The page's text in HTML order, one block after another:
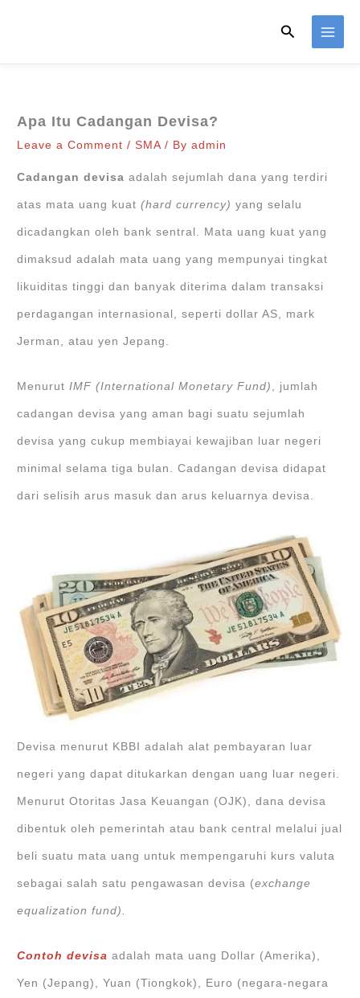
Search
Apa Itu Cadangan Devisa?
Leave a Comment /SMA/ Byadmin
Cadangan devisa adalah sejumlah dana yang terdiri
atas mata uang kuat(hard currency) yang selalu
dicadangkan oleh bank sentral. Mata uang kuat yang
dimaksud adalah mata uang yang mempunyai tingkat
likuiditas tinggi dan banyak diterima dalam transaksi
perdagangan internasional, seperti dollar AS, mark
Jerman, atau yen Jepang.
Menurut IMF (International Monetary Fund) , jumlah
cadangan devisa yang aman bagi suatu sejumlah
devisa yang cukup membiayai kewajiban luar negeri
minimal selama tiga bulan. Cadangan devisa didapat
dari selisih arus masuk dan arus keluarnya devisa.
Devisa menurut KBBI adalah alat pembayaran luar
negeri yang dapat ditukarkan dengan uang luar negeri.
Menurut Otoritas Jasa Keuangan (OJK), dana devisa
dibentuk oleh pemerintah atau bank central melalui jual
beli suatu mata uang untuk mempengaruhi kurs valuta
sebagai salah satu pengawasan devisa (exchange
equalization fund).
Contoh devisa adalah mata uang Dollar (Amerika),
Yen (Jepang), Yuan (Tiongkok), Euro (negara-negara